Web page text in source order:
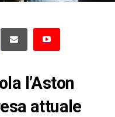
l’Aston
attuale